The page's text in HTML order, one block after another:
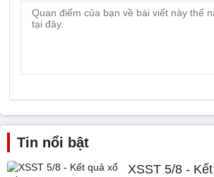
Tin nổi bật
XSST 5/8 -